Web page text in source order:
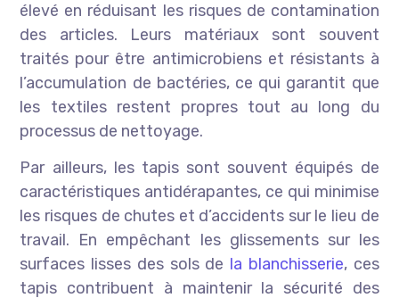
élevé en réduisant les risques de contamination
des articles. Leurs matériaux sont souvent
traités pour être antimicrobiens et résistants à
l’accumulation de bactéries, ce qui garantit que
les textiles restent propres tout au long du
processus de nettoyage.
Par ailleurs, les tapis sont souvent équipés de
caractéristiques antidérapantes, ce qui minimise
les risques de chutes et d’accidents sur le lieu de
travail. En empêchant les glissements sur les
surfaces lisses des sols de la blanchisserie, ces
tapis contribuent à maintenir la sécurité des